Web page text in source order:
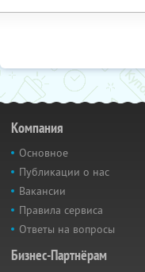
Компания
Основное
Публикации о нас
Вакансии
Правила сервиса
Ответы на вопросы
Бизнес-Партнёрам